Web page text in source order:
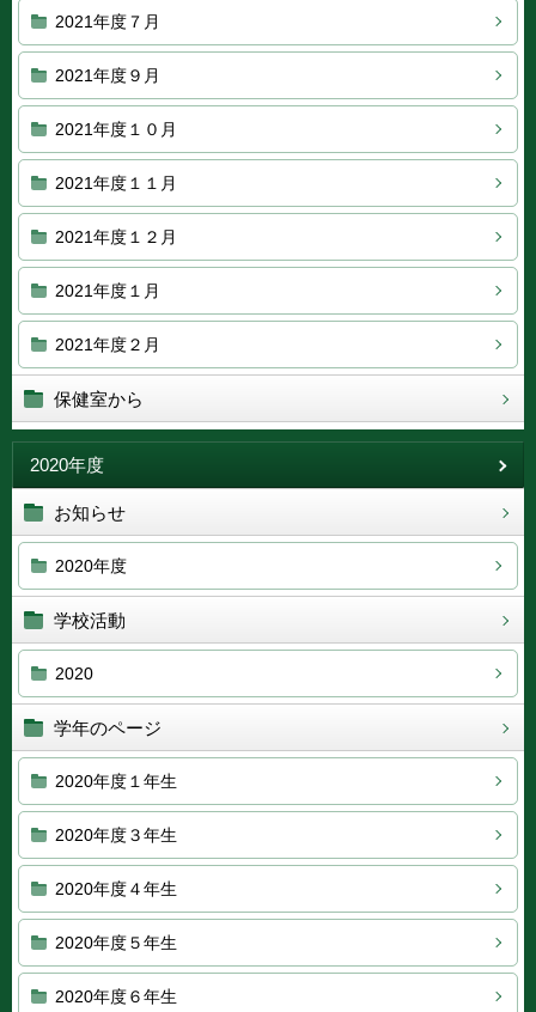
2021年度７月
2021年度９月
2021年度１０月
2021年度１１月
2021年度１２月
2021年度１月
2021年度２月
保健室から
2020年度
お知らせ
2020年度
学校活動
2020
学年のページ
2020年度１年生
2020年度３年生
2020年度４年生
2020年度５年生
2020年度６年生